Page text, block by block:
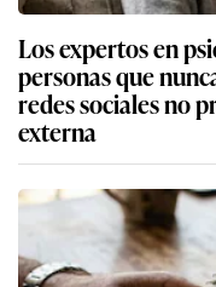
Los expertos en
personas que
redes sociales no
externa